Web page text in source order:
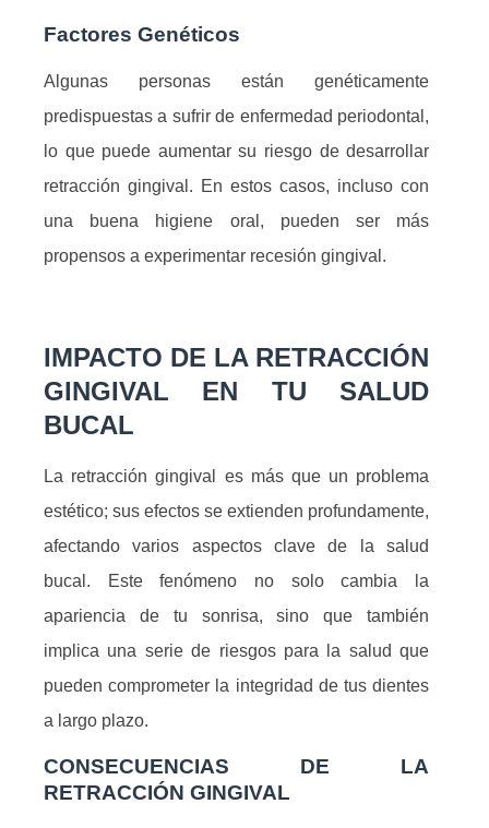
Factores Genéticos
Algunas personas están genéticamente
predispuestas a sufrir de enfermedad periodontal,
lo que puede aumentar su riesgo de desarrollar
retracción gingival. En estos casos, incluso con
una buena higiene oral, pueden ser más
propensos a experimentar recesión gingival.
IMPACTO DE LA RETRACCIÓN
GINGIVAL EN TU SALUD
BUCAL
La retracción gingival es más que un problema
estético; sus efectos se extienden profundamente,
afectando varios aspectos clave de la salud
bucal. Este fenómeno no solo cambia la
apariencia de tu sonrisa, sino que también
implica una serie de riesgos para la salud que
pueden comprometer la integridad de tus dientes
a largo plazo.
CONSECUENCIAS DE LA
RETRACCIÓN GINGIVAL